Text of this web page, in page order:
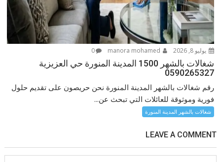
يوليو 8, 2026 0
شغالات بالشهر 1500 المدينة المنورة حي العزيزية
0590265327
رقم شغالات بالشهر المدينة المنورة نحن حريصون على تقديم حلول
فورية وموثوقة للعائلات التي تبحث عن...
شغالات بالشهر المدينة المنورة
LEAVE A COMMENT